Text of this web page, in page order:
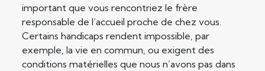
important que vous rencontriez le frère
responsable de l’accueil proche de chez vous.
Certains handicaps rendent impossible, par
exemple, la vie en commun, ou exigent des
conditions matérielles que nous n’avons pas dans